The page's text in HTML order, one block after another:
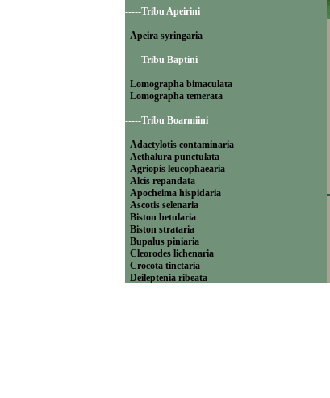
-----Tribu Apeirini
Apeira syringaria
-----Tribu Baptini
Lomographa bimaculata
Lomographa temerata
-----Tribu Boarmiini
Adactylotis contaminaria
Aethalura punctulata
Agriopis leucophaearia
Alcis repandata
Apocheima hispidaria
Ascotis selenaria
Biston betularia
Biston strataria
Bupalus piniaria
Cleorodes lichenaria
Crocota tinctaria
Deileptenia ribeata